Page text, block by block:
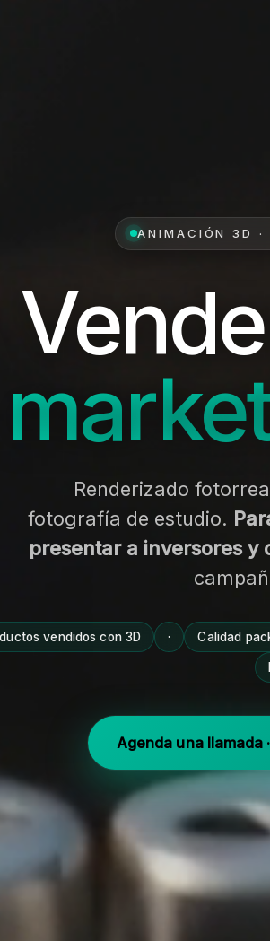
ANIMACIÓN 3D ·
Renderizado
fotografía de estudio.
presentar a inversores y
vendidos con 3D · Calidad
Agenda una llamada